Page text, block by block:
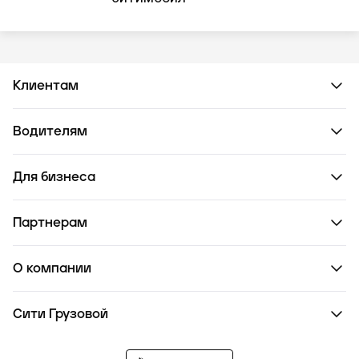
Клиентам
Водителям
Для бизнеса
Партнерам
О компании
Сити Грузовой